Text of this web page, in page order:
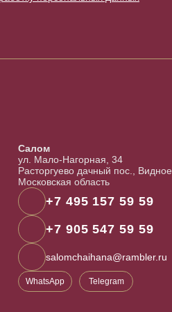
Салом
ул. Мало-Нагорная, 34
Расторгуево дачный пос., Видное,
Московская область
+7 495 157 59 59
+7 905 547 59 59
salomchaihana@rambler.ru
WhatsApp Telegram